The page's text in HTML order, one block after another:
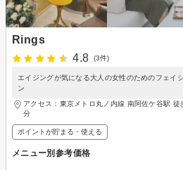
Rings
4.8
(3件)
エイジングが気になる大人の女性のためのフェイ
ン
アクセス：東京メトロ丸ノ内線 南阿佐ケ谷駅
分
ポイントが貯まる・使える
メニュー別参考価格